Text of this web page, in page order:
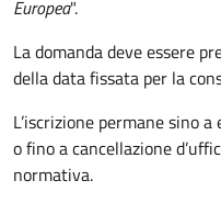
Europea".
La domanda deve essere
della data fissata per la
L’iscrizione permane sino
o fino a cancellazione
normativa.